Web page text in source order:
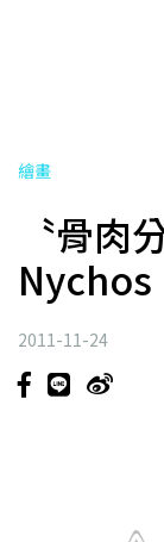
繪畫
〝骨肉
Nychos
2011-11-24